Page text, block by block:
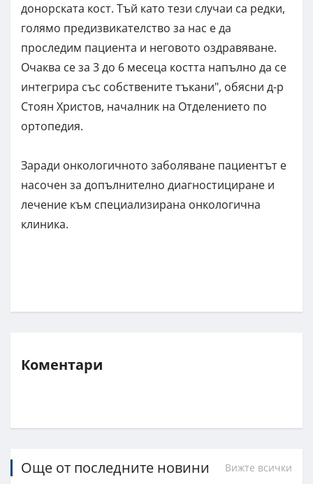
донорската кост. Тъй като тези случаи са редки,
голямо предизвикателство за нас е да
проследим пациента и неговото оздравяване.
Очаква се за 3 до 6 месеца костта напълно да се
интегрира със собствените тъкани", обясни д-р
Стоян Христов, началник на Отделението по
ортопедия.
Заради онкологичното заболяване пациентът е
насочен за допълнително диагностициране и
лечение към специализирана онкологична
клиника.
Коментари
Още от последните новини Вижте всички